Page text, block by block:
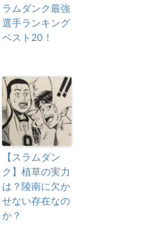
ラムダンク最強
選手ランキング
ベスト20！
【スラムダン
ク】植草の実力
は？陵南に欠か
せない存在なの
か？